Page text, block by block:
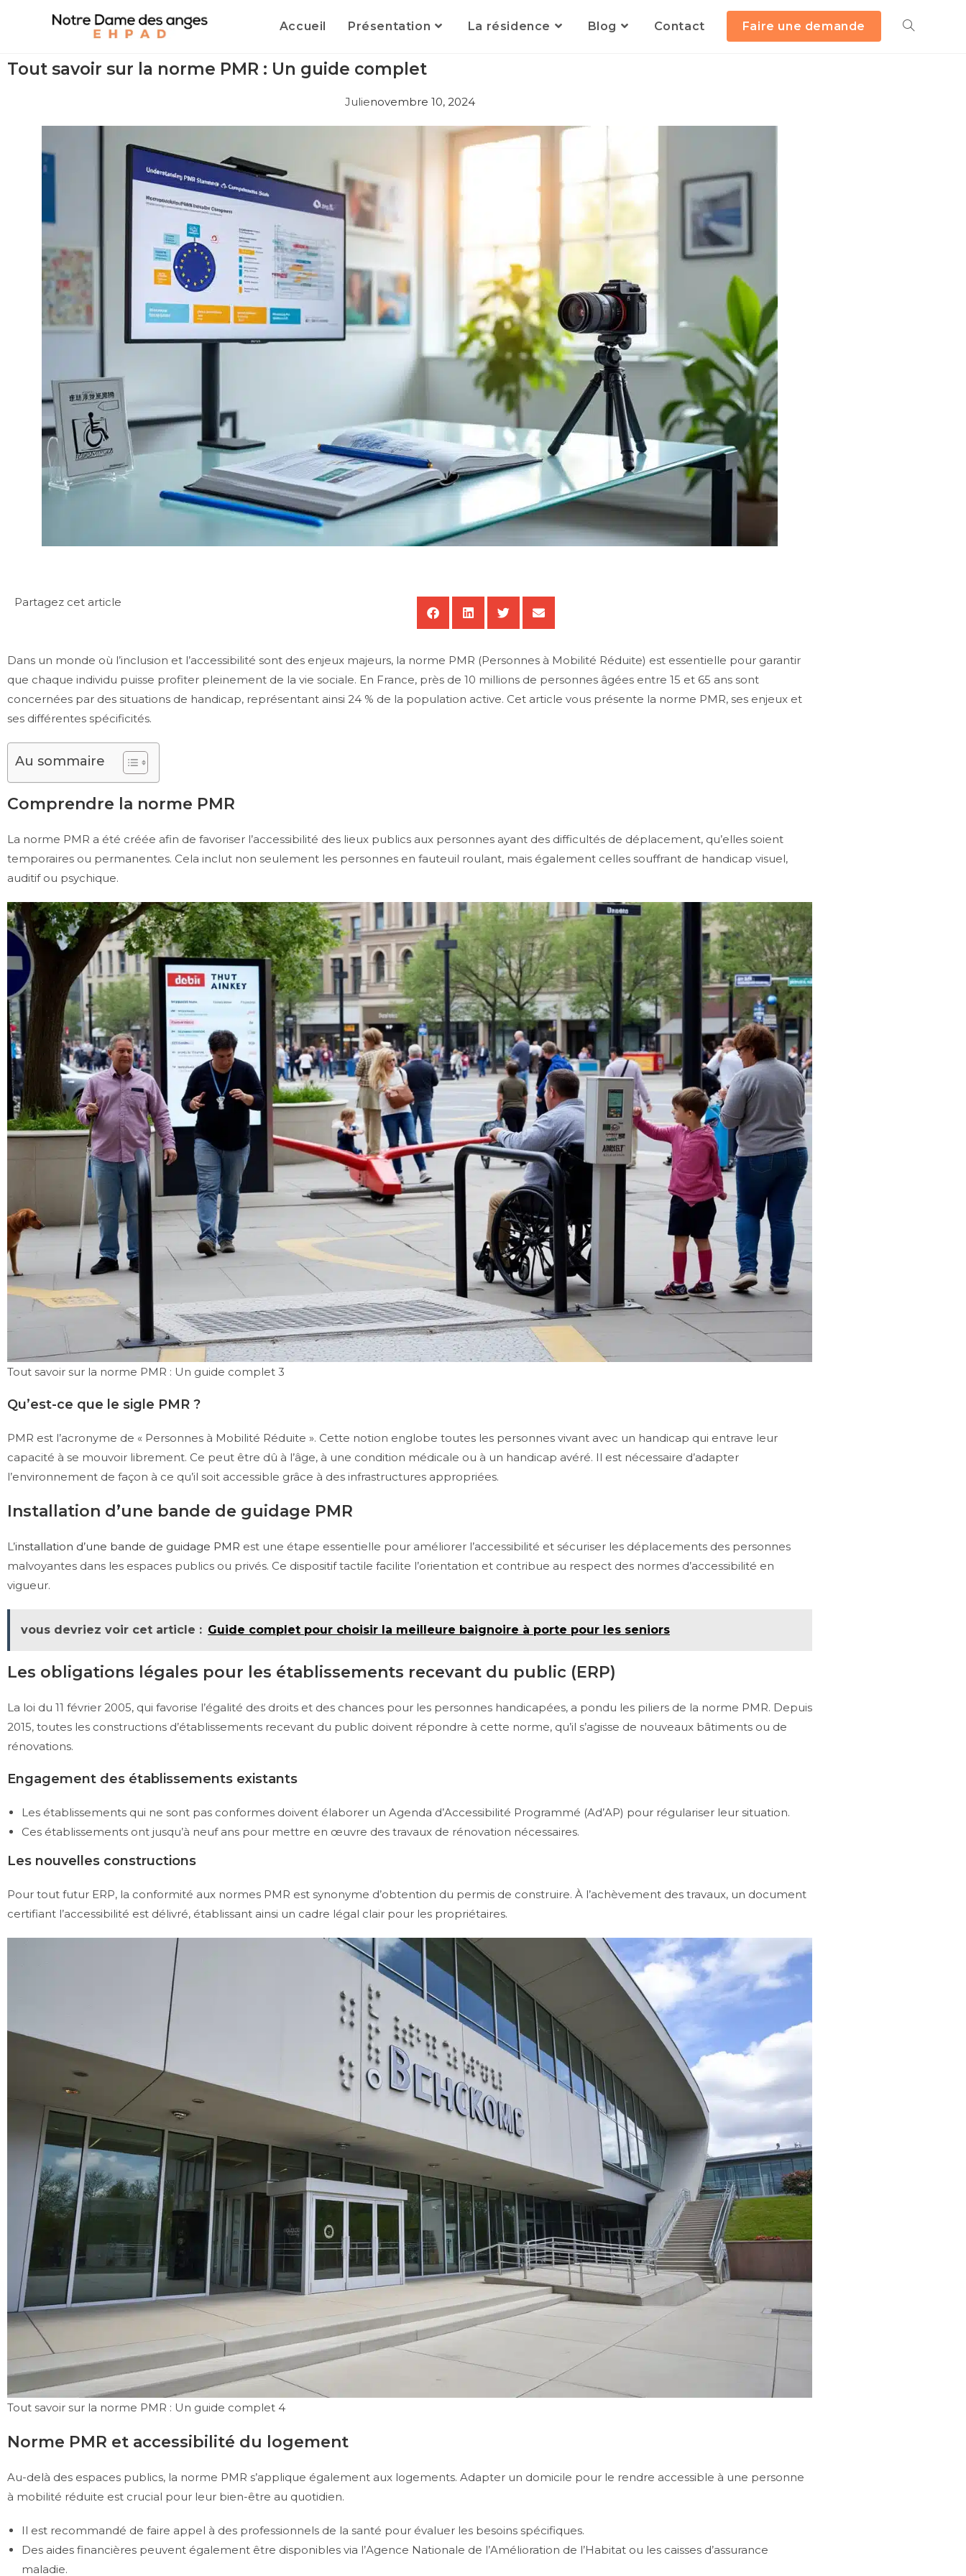
Accueil Présentation La résidence Blog Contact Faire une demande
Tout savoir sur la norme PMR : Un guide complet
Julienovembre 10, 2024
Partagez cet article
Dans un monde où l’inclusion et l’accessibilité sont des enjeux majeurs, la norme PMR (Personnes à Mobilité Réduite) est essentielle pour garantir
que chaque individu puisse profiter pleinement de la vie sociale. En France, près de 10 millions de personnes âgées entre 15 et 65 ans sont
concernées par des situations de handicap, représentant ainsi 24 % de la population active. Cet article vous présente la norme PMR, ses enjeux et
ses différentes spécificités.
Au sommaire
Comprendre la norme PMR
La norme PMR a été créée afin de favoriser l’accessibilité des lieux publics aux personnes ayant des difficultés de déplacement, qu’elles soient
temporaires ou permanentes. Cela inclut non seulement les personnes en fauteuil roulant, mais également celles souffrant de handicap visuel,
auditif ou psychique.
Tout savoir sur la norme PMR : Un guide complet 3
Qu’est-ce que le sigle PMR ?
PMR est l’acronyme de « Personnes à Mobilité Réduite ». Cette notion englobe toutes les personnes vivant avec un handicap qui entrave leur
capacité à se mouvoir librement. Ce peut être dû à l’âge, à une condition médicale ou à un handicap avéré. Il est nécessaire d’adapter
l’environnement de façon à ce qu’il soit accessible grâce à des infrastructures appropriées.
Installation d’une bande de guidage PMR
L’installation d’une bande de guidage PMR est une étape essentielle pour améliorer l’accessibilité et sécuriser les déplacements des personnes
malvoyantes dans les espaces publics ou privés. Ce dispositif tactile facilite l’orientation et contribue au respect des normes d’accessibilité en
vigueur.
vous devriez voir cet article : Guide complet pour choisir la meilleure baignoire à porte pour les seniors
Les obligations légales pour les établissements recevant du public (ERP)
La loi du 11 février 2005, qui favorise l’égalité des droits et des chances pour les personnes handicapées, a pondu les piliers de la norme PMR. Depuis
2015, toutes les constructions d’établissements recevant du public doivent répondre à cette norme, qu’il s’agisse de nouveaux bâtiments ou de
rénovations.
Engagement des établissements existants
Les établissements qui ne sont pas conformes doivent élaborer un Agenda d’Accessibilité Programmé (Ad’AP) pour régulariser leur situation.
Ces établissements ont jusqu’à neuf ans pour mettre en œuvre des travaux de rénovation nécessaires.
Les nouvelles constructions
Pour tout futur ERP, la conformité aux normes PMR est synonyme d’obtention du permis de construire. À l’achèvement des travaux, un document
certifiant l’accessibilité est délivré, établissant ainsi un cadre légal clair pour les propriétaires.
Tout savoir sur la norme PMR : Un guide complet 4
Norme PMR et accessibilité du logement
Au-delà des espaces publics, la norme PMR s’applique également aux logements. Adapter un domicile pour le rendre accessible à une personne
à mobilité réduite est crucial pour leur bien-être au quotidien.
Il est recommandé de faire appel à des professionnels de la santé pour évaluer les besoins spécifiques.
Des aides financières peuvent également être disponibles via l’Agence Nationale de l’Amélioration de l’Habitat ou les caisses d’assurance
maladie.